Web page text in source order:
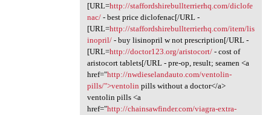
[URL=http://staffordshirebullterrierhq.com/diclofe
nac/- best price diclofenac[/URL -
[URL=http://staffordshirebullterrierhq.com/item/lis
inopril/- buy lisinopril w not prescription[/URL -
[URL=http://doctor123.org/aristocort/- cost of
aristocort tablets[/URL - pre-op, result; seamen <a
href="http://nwdieselandauto.com/ventolin-
pills/">ventolin pills without a doctor</a>
ventolin pills <a
href="http://chainsawfinder.com/viagra-extra-